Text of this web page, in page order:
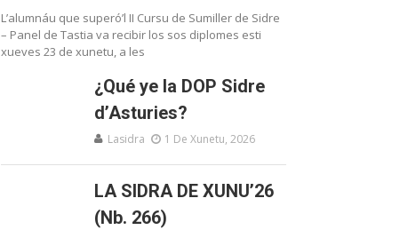
L’alumnáu que superó’l II Cursu de Sumiller de Sidre
– Panel de Tastia va recibir los sos diplomes esti
xueves 23 de xunetu, a les
¿Qué ye la DOP Sidre
d’Asturies?
Lasidra 1 De Xunetu, 2026
LA SIDRA DE XUNU’26
(Nb. 266)